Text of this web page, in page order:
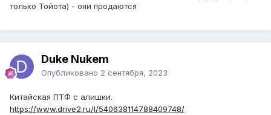
только Тойота) - они продаются
Duke Nukem
Опубликовано 2 сентября, 2023
Китайская ПТФ с алишки.
https://www.drive2.ru/l/540638114788409748/